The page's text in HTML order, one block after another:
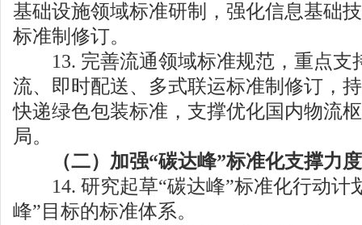
基础设施领域标准研制，强化信息基础
标准制修订。
13. 完善流通领域标准规范，重点支
流、即时配送、多式联运标准制修订，
快递绿色包装标准，支撑优化国内物流
局。
（二）加强“碳达峰”标准化支撑力
14. 研究起草“碳达峰”标准化行动计
峰”目标的标准体系。